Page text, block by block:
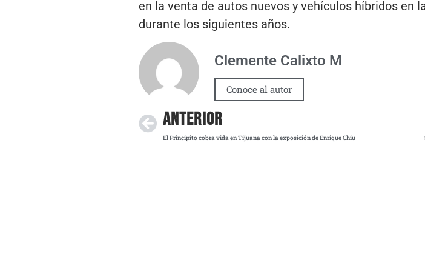
en la venta de autos nuevos y vehículos híbridos en
durante los siguientes años.
Clemente Calixto M
Conoce al autor
ANTERIOR
El Principito cobra vida en Tijuana con la exposición de Enrique Chiu